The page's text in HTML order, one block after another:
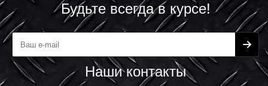
Будьте всегда в курсе!
Наши контакты